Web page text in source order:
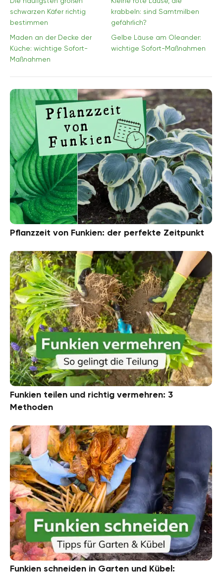
schwarzen Käfer richtig
bestimmen
krabbeln: sind Samtmilben
gefährlich?
Maden an der Decke der
Küche: wichtige Sofort-
Maßnahmen
Gelbe Läuse am Oleander:
wichtige Sofort-Maßnahmen
Pflanzzeit von Funkien: der perfekte Zeitpunkt
Funkien teilen und richtig vermehren: 3
Methoden
Funkien schneiden in Garten und Kübel: